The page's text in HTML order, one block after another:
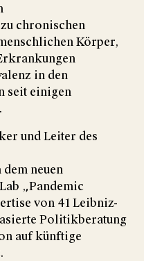
chronischen
Körper,
in den
seit einigen
und Leiter des
neuen
„Pandemic
von 41 Leibniz-
Politikberatung
auf künftige